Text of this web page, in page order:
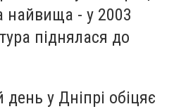
найвища - у 2003
піднялася до
у Дніпрі обіцяє